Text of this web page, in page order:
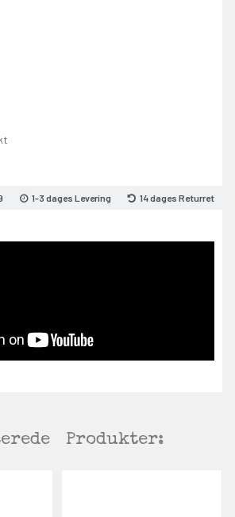
1-3 dages Levering 14 dages Returret
Produkter: